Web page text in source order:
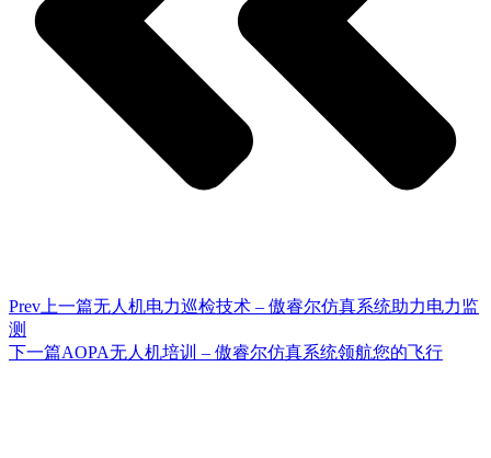
Prev 上一篇无人机电力巡检技术 – 傲睿尔仿真系统助力电力监
测
下一篇AOPA无人机培训 – 傲睿尔仿真系统领航您的飞行